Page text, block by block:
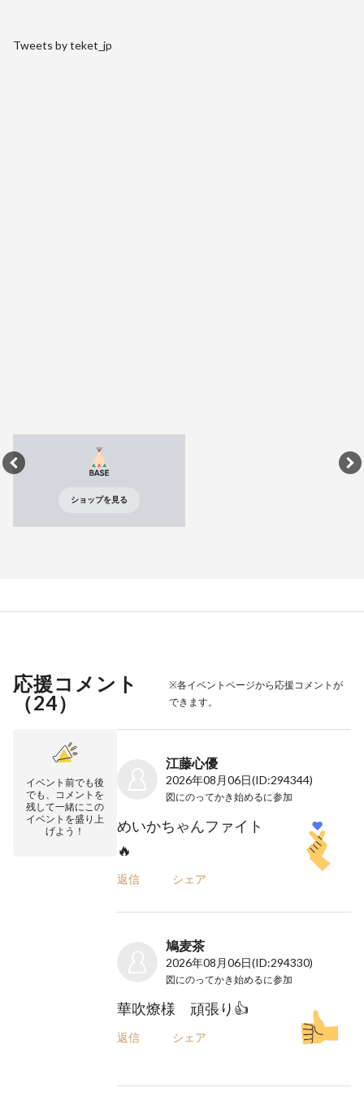
Tweets by teket_jp
ショップを見る
応援コメント
（24）
※各イベントページから応援コメントが
できます。
イベント前でも後
でも、コメントを
残して一緒にこの
イベントを盛り上
げよう！
江藤心優
2026年08月06日(ID:294344)
図にのってかき始めるに参加
めいかちゃんファイト
🔥
返信 シェア
鳩麦茶
2026年08月06日(ID:294330)
図にのってかき始めるに参加
華吹燎様 頑張り👍
返信 シェア